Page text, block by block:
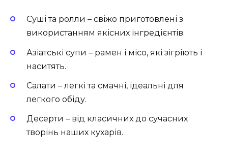
Суші та ролли – свіжо приготовлені з
використанням якісних інгредієнтів.
Азіатські супи – рамен і місо, які зігріють і
наситять.
Салати – легкі та смачні, ідеальні для
легкого обіду.
Десерти – від класичних до сучасних
творінь наших кухарів.